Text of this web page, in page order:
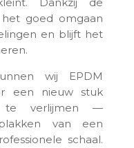
goed omgaan
en blijft het
wij EPDM
een nieuw stuk
te verlijmen —
van een
schaal.